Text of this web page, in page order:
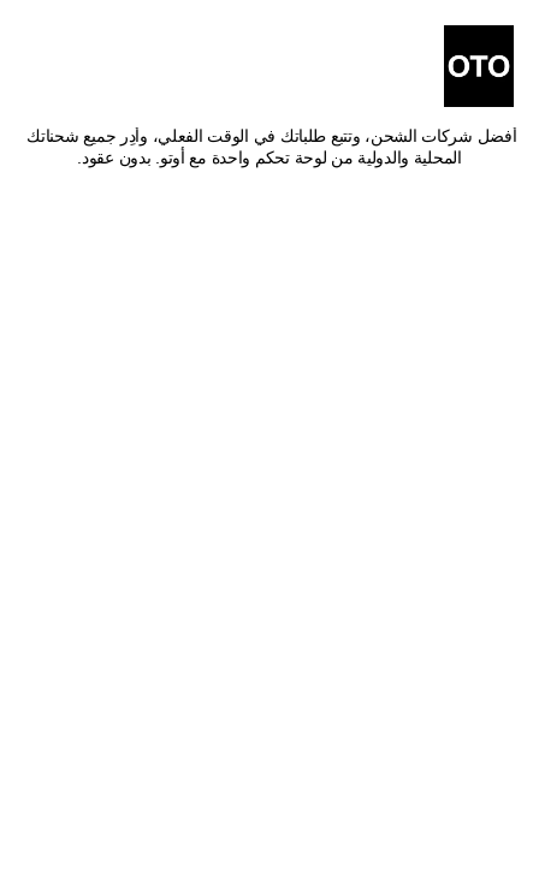
المحلية والدولية من لوحة تحكم واحدة مع أوتو. بدون عقود.